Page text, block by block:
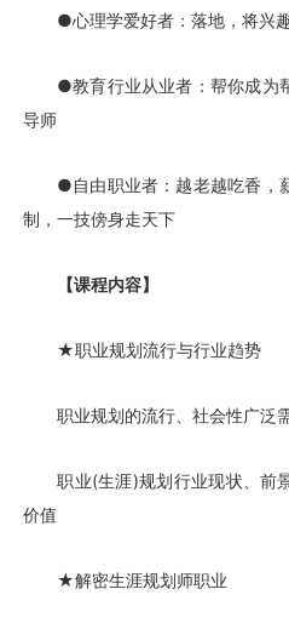
●心理学爱好者：落地，将兴趣
●教育行业从业者：帮你成为
导师
●自由职业者：越老越吃香，
制，一技傍身走天下
【课程内容】
★职业规划流行与行业趋势
职业规划的流行、社会性广泛
职业(生涯)规划行业现状、前
价值
★解密生涯规划师职业